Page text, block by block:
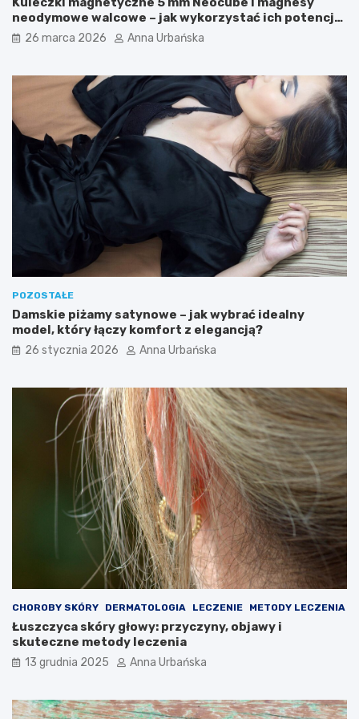
k
r
k
?
a
i
z
neodymowe walcowe – jak wykorzystać ich potencjał
w kreatywnych oraz praktycznych zastosowaniach?
26 marca 2026 Anna Urbańska
POZOSTAŁE
Damskie piżamy satynowe – jak wybrać idealny
model, który łączy komfort z elegancją?
26 stycznia 2026 Anna Urbańska
CHOROBY SKÓRY DERMATOLOGIA LECZENIE METODY LECZENIA
Łuszczyca skóry głowy: przyczyny, objawy i
skuteczne metody leczenia
13 grudnia 2025 Anna Urbańska